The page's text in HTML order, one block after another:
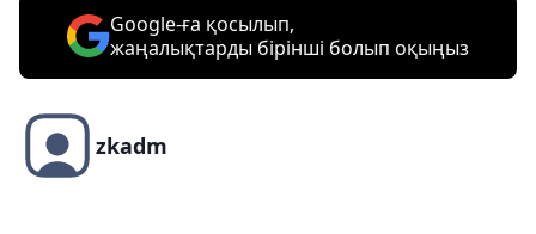
Google-ға қосылып,
жаңалықтарды бірінші болып оқыңыз
zkadm